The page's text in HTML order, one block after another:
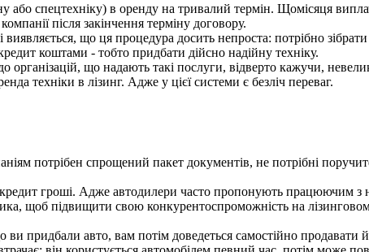
або спецтехніку) в оренду на тривалий термін. Щомісяця
після закінчення терміну договору.
що ця процедура досить непроста: потрібно
коштами - тобто придбати дійсно надійну техніку.
організацій, що надають такі послуги, відверто кажучи,
техніки в лізинг. Адже у цієї системи є безліч переваг.
потрібен спрощений пакет документів, не потрібні
гроші. Адже автодилери часто пропонують працюючим з
щоб підвищити свою конкурентоспроможність на
придбали авто, вам потім доведеться самостійно